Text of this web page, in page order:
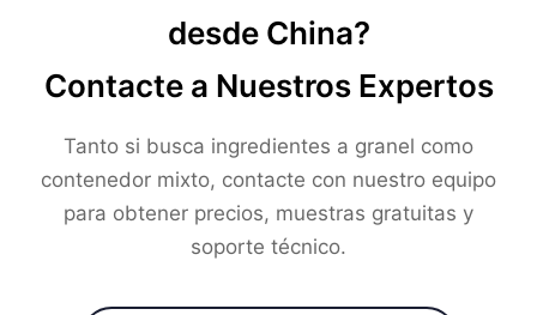
desde China?
Contacte a Nuestros Expertos
Tanto si busca ingredientes a granel como
contenedor mixto, contacte con nuestro equipo
para obtener precios, muestras gratuitas y
soporte técnico.